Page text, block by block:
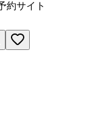
約サイト